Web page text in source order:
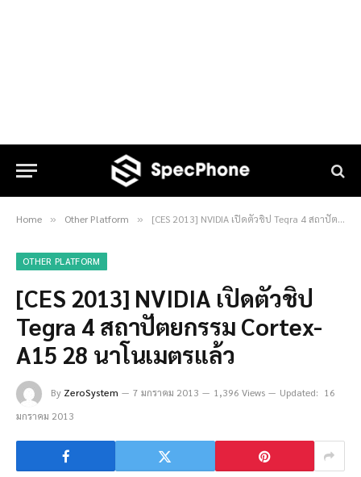
Home » Other Platform » [CES 2013] NVIDIA เปิดตัวชิป Tegra 4 สถาปัตยกรรม Cortex-A15 28 นาโนเมตรแล้ว
OTHER PLATFORM
[CES 2013] NVIDIA เปิดตัวชิป
Tegra 4 สถาปัตยกรรม Cortex-
A15 28 นาโนเมตรแล้ว
By ZeroSystem 7 มกราคม 2013 1,396 Views Updated: 16
มกราคม 2013